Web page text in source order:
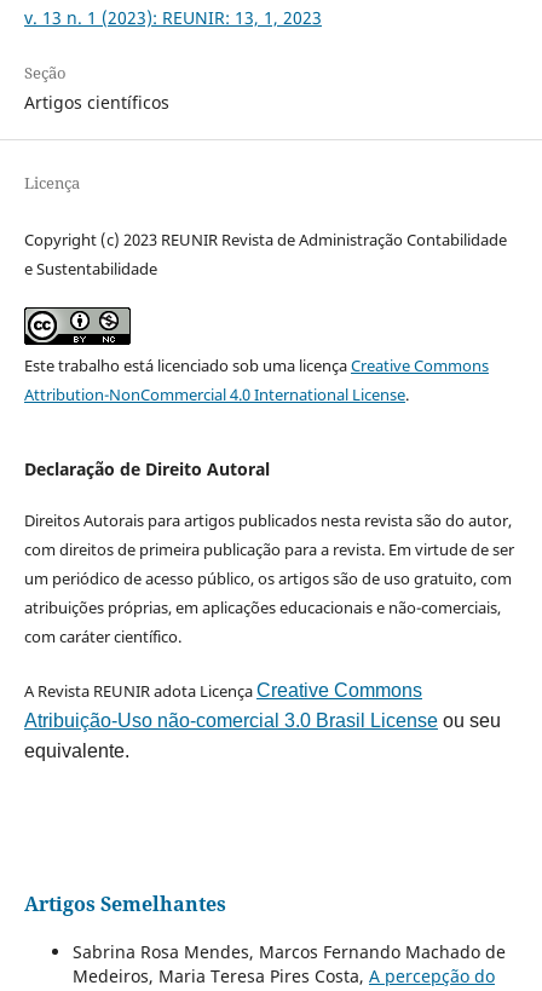
v. 13 n. 1 (2023): REUNIR: 13, 1, 2023
Seção
Artigos científicos
Licença
Copyright (c) 2023 REUNIR Revista de Administração Contabilidade
e Sustentabilidade
Este trabalho está licenciado sob uma licençaCreative Commons
Attribution-NonCommercial 4.0 International License.
Declaração de Direito Autoral
Direitos Autorais para artigos publicados nesta revista são do autor,
com direitos de primeira publicação para a revista. Em virtude de ser
um periódico de acesso público, os artigos são de uso gratuito, com
atribuições próprias, em aplicações educacionais e não-comerciais,
com caráter científico.
A Revista REUNIR adota LicençaCreative Commons
Atribuição-Uso não-comercial 3.0 Brasil Licenseou seu
equivalente.
Artigos Semelhantes
Sabrina Rosa Mendes, Marcos Fernando Machado de
Medeiros, Maria Teresa Pires Costa, A percepção do